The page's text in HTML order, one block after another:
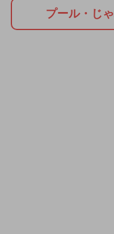
プール・じ